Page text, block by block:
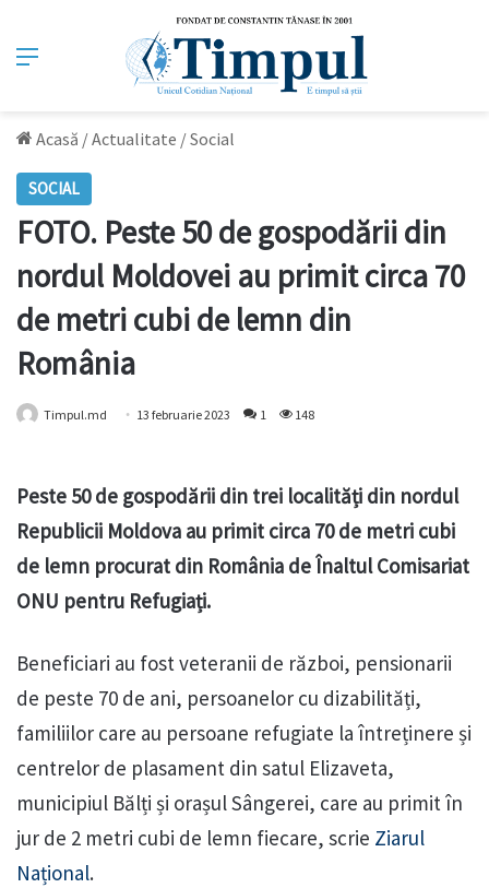
Meniu
Acasă /Actualitate /Social
SOCIAL
FOTO. Peste 50 de gospodării din
nordul Moldovei au primit circa 70
de metri cubi de lemn din
România
Timpul.md 13 februarie 2023 1 148
Peste 50 de gospodării din trei localități din nordul
Republicii Moldova au primit circa 70 de metri cubi
de lemn procurat din România de Înaltul Comisariat
ONU pentru Refugiați.
Beneficiari au fost veteranii de război, pensionarii
de peste 70 de ani, persoanelor cu dizabilități,
familiilor care au persoane refugiate la întreținere și
centrelor de plasament din satul Elizaveta,
municipiul Bălți și orașul Sângerei, care au primit în
jur de 2 metri cubi de lemn fiecare, scrie Ziarul
Național.